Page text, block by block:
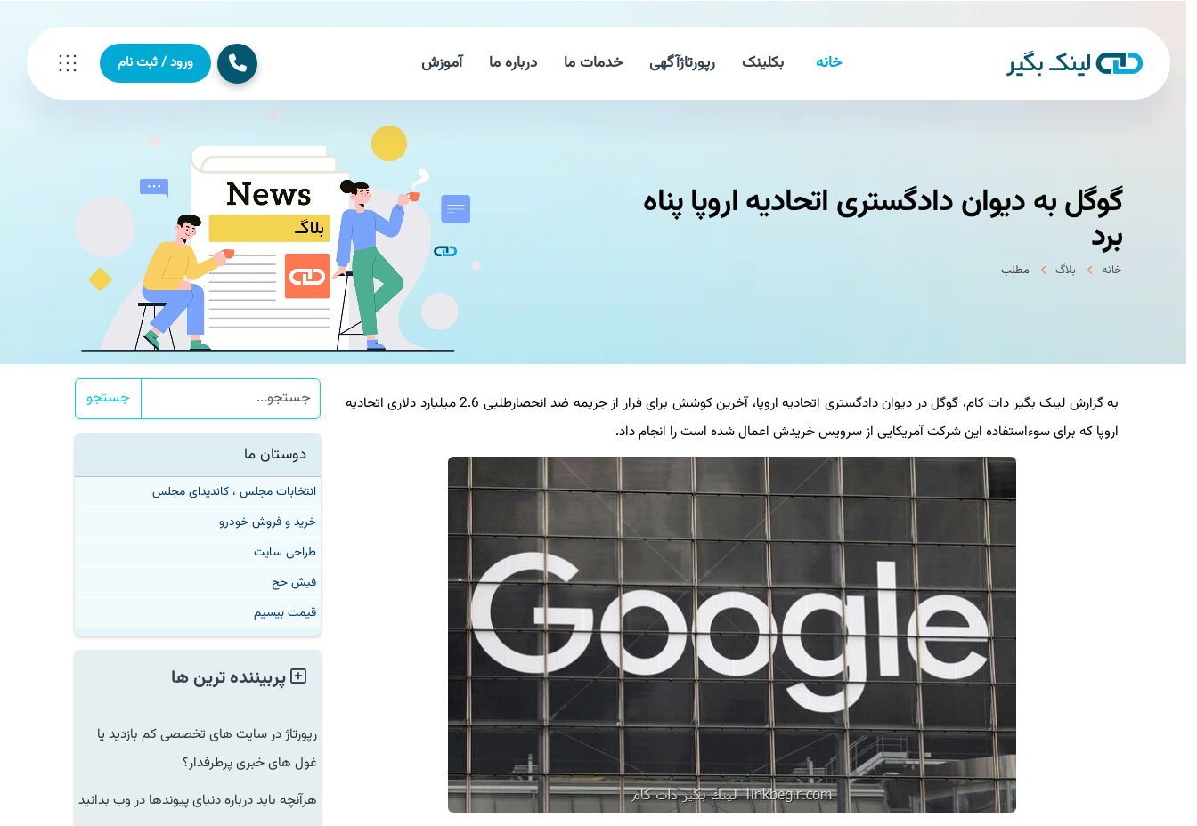
خانه بکلینک رپورتاژآگهی خدمات ما درباره ما آموزش ورود / ثبت نام
گوگل به دیوان دادگستری اتحادیه اروپا پناه
برد
خانه بلاگ مطلب
به گزارش لینک بگیر دات کام، گوگل در دیوان دادگستری اتحادیه اروپا، آخرین کوشش برای فرار از جریمه ضد انحصارطلبی 2.6 میلیارد دلاری اتحادیه
اروپا که برای سوءاستفاده این شرکت آمریکایی از سرویس خریدش اعمال شده است را انجام داد.
جستجو
دوستان ما
انتخابات مجلس ، کاندیدای مجلس
خرید و فروش خودرو
طراحی سایت
فیش حج
قیمت بیسیم
پربیننده ترین ها
رپورتاژ در سایت های تخصصی کم بازدید یا
غول های خبری پرطرفدار؟
هرآنچه باید درباره دنیای پیوندها در وب بدانید